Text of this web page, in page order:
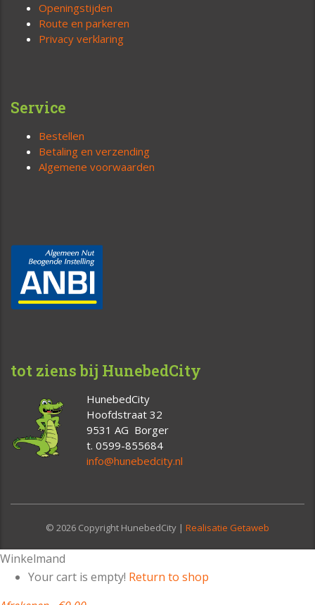
Openingstijden
Route en parkeren
Privacy verklaring
Service
Bestellen
Betaling en verzending
Algemene voorwaarden
tot ziens bij HunebedCity
HunebedCity
Hoofdstraat 32
9531 AG Borger
t. 0599-855684
info@hunebedcity.nl
© 2026 Copyright HunebedCity | Realisatie Getaweb
Winkelmand
Your cart is empty! Return to shop